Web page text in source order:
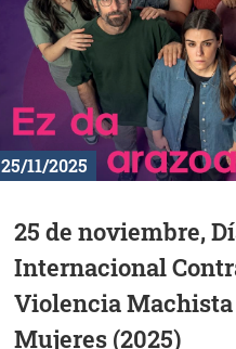
25/11/2025
25 de noviembre,
Internacional
Violencia Machista
Mujeres (2025)